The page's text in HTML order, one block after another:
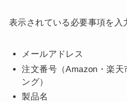
表示されている必要事項を入
メールアドレス
注文番号（Amazon・楽
ング）
製品名